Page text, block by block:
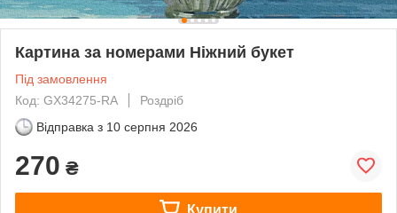
Картина за номерами Ніжний букет
Під замовлення
Код: GX34275-RA
Роздріб
Відправка з 10 серпня 2026
270 ₴
Купити